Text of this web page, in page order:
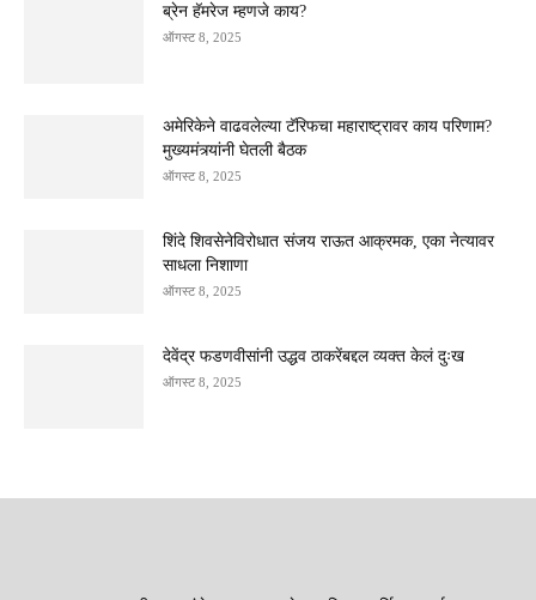
ब्रेन हॅमरेज म्हणजे काय?
ऑगस्ट 8, 2025
अमेरिकेने वाढवलेल्या टॅरिफचा महाराष्ट्रावर काय परिणाम?
मुख्यमंत्र्यांनी घेतली बैठक
ऑगस्ट 8, 2025
शिंदे शिवसेनेविरोधात संजय राऊत आक्रमक, एका नेत्यावर
साधला निशाणा
ऑगस्ट 8, 2025
देवेंद्र फडणवीसांनी उद्धव ठाकरेंबद्दल व्यक्त केलं दुःख
ऑगस्ट 8, 2025